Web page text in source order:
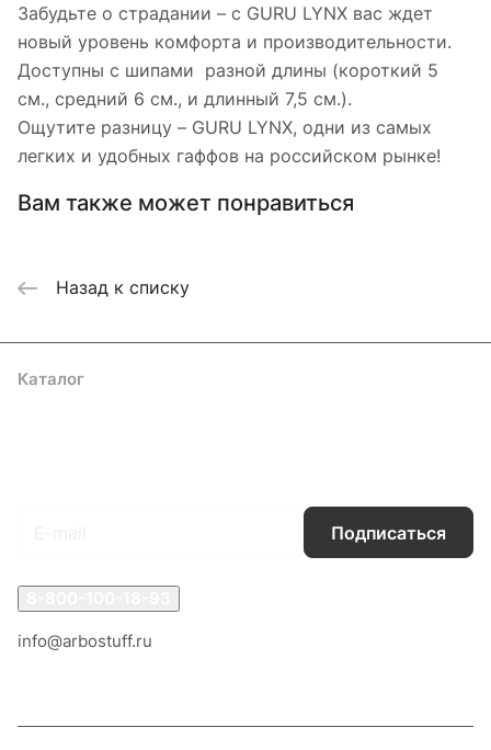
Забудьте о страдании – с GURU LYNX вас ждет
новый уровень комфорта и производительности.
Доступны с шипами разной длины (короткий 5
см., средний 6 см., и длинный 7,5 см.).
Ощутите разницу – GURU LYNX, одни из самых
легких и удобных гаффов на российском рынке!
Вам также может понравиться
Назад к списку
Каталог
Подписаться
info@arbostuff.ru